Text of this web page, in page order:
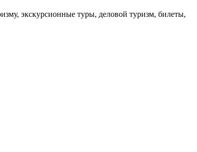
экскурсионные туры, деловой туризм, билеты,